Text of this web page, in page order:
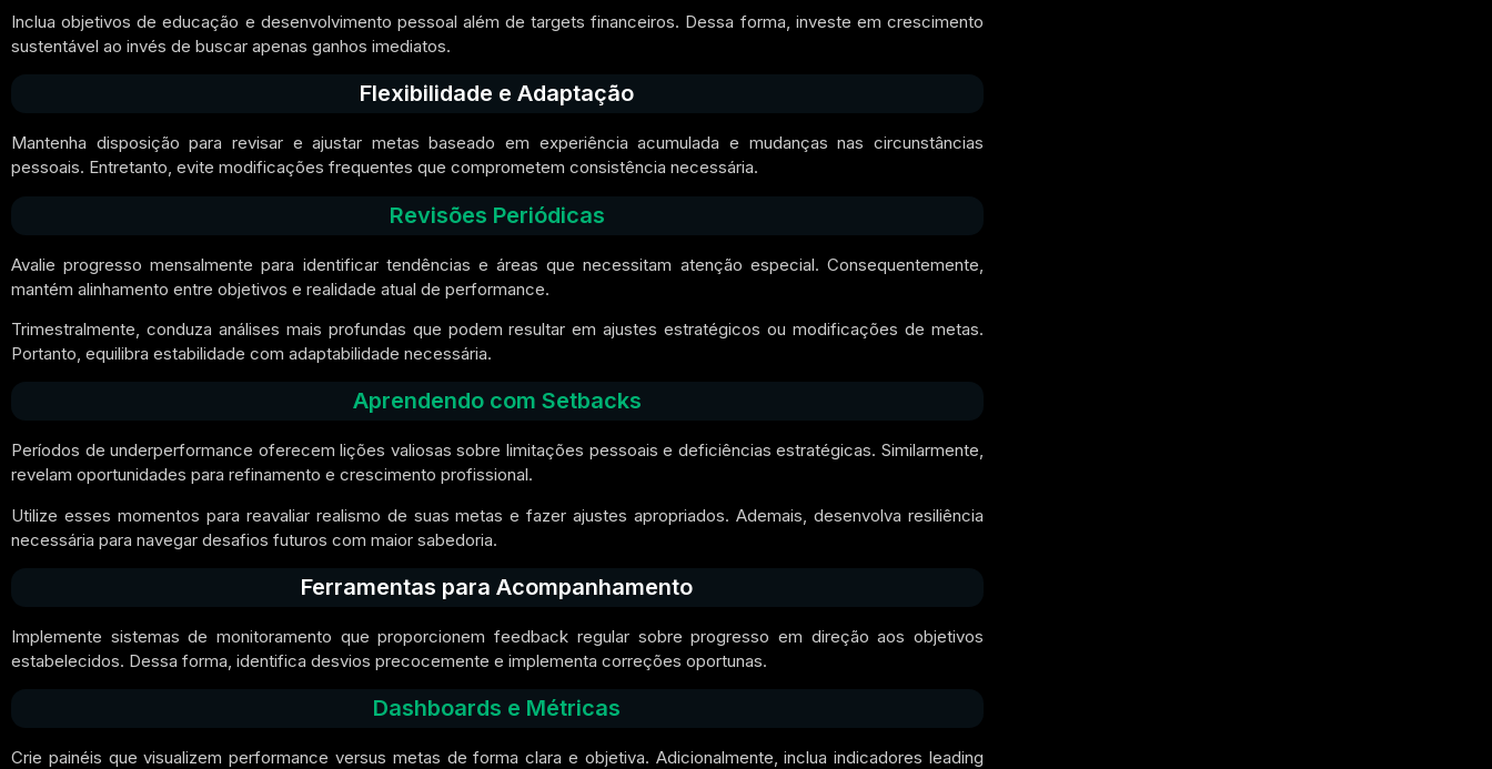
Inclua objetivos de educação e desenvolvimento pessoal além de targets financeiros. Dessa forma, investe em crescimento
sustentável ao invés de buscar apenas ganhos imediatos.
Flexibilidade e Adaptação
Mantenha disposição para revisar e ajustar metas baseado em experiência acumulada e mudanças nas circunstâncias
pessoais. Entretanto, evite modificações frequentes que comprometem consistência necessária.
Revisões Periódicas
Avalie progresso mensalmente para identificar tendências e áreas que necessitam atenção especial. Consequentemente,
mantém alinhamento entre objetivos e realidade atual de performance.
Trimestralmente, conduza análises mais profundas que podem resultar em ajustes estratégicos ou modificações de metas.
Portanto, equilibra estabilidade com adaptabilidade necessária.
Aprendendo com Setbacks
Períodos de underperformance oferecem lições valiosas sobre limitações pessoais e deficiências estratégicas. Similarmente,
revelam oportunidades para refinamento e crescimento profissional.
Utilize esses momentos para reavaliar realismo de suas metas e fazer ajustes apropriados. Ademais, desenvolva resiliência
necessária para navegar desafios futuros com maior sabedoria.
Ferramentas para Acompanhamento
Implemente sistemas de monitoramento que proporcionem feedback regular sobre progresso em direção aos objetivos
estabelecidos. Dessa forma, identifica desvios precocemente e implementa correções oportunas.
Dashboards e Métricas
Crie painéis que visualizem performance versus metas de forma clara e objetiva. Adicionalmente, inclua indicadores leading